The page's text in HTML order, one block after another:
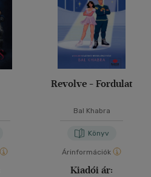
Revolve - Fordulat
Bal Khabra
Könyv
Árinformációk
Kiadói ár: